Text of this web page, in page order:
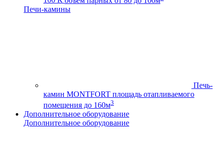
Печи-камины
Печь-
камин MONTFORT площадь отапливаемого
помещения до 160м3
Дополнительное оборудование
Дополнительное оборудование